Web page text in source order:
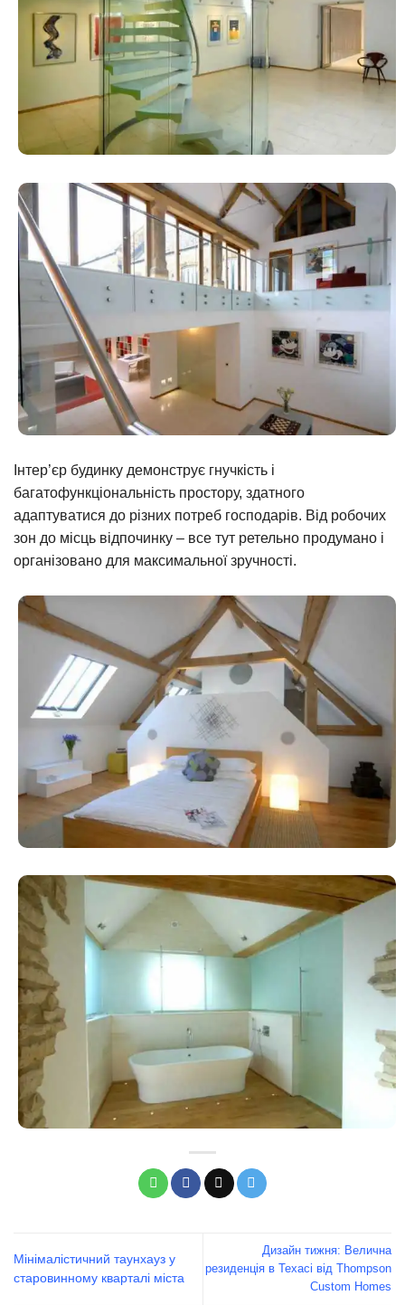
Інтер’єр будинку демонструє гнучкість і
багатофункціональність простору, здатного
адаптуватися до різних потреб господарів. Від робочих
зон до місць відпочинку – все тут ретельно продумано і
організовано для максимальної зручності.
Мінімалістичний таунхауз у
старовинному кварталі міста
Дизайн тижня: Велична
резиденція в Техасі від Thompson
Custom Homes